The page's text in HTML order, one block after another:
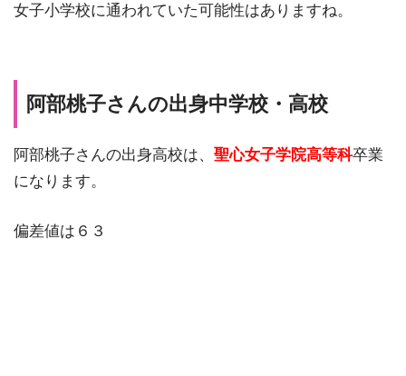
女子小学校に通われていた可能性はありますね。
阿部桃子さんの出身中学校・高校
阿部桃子さんの出身高校は、 聖心女子学院高等科卒業
になります。
偏差値は６３